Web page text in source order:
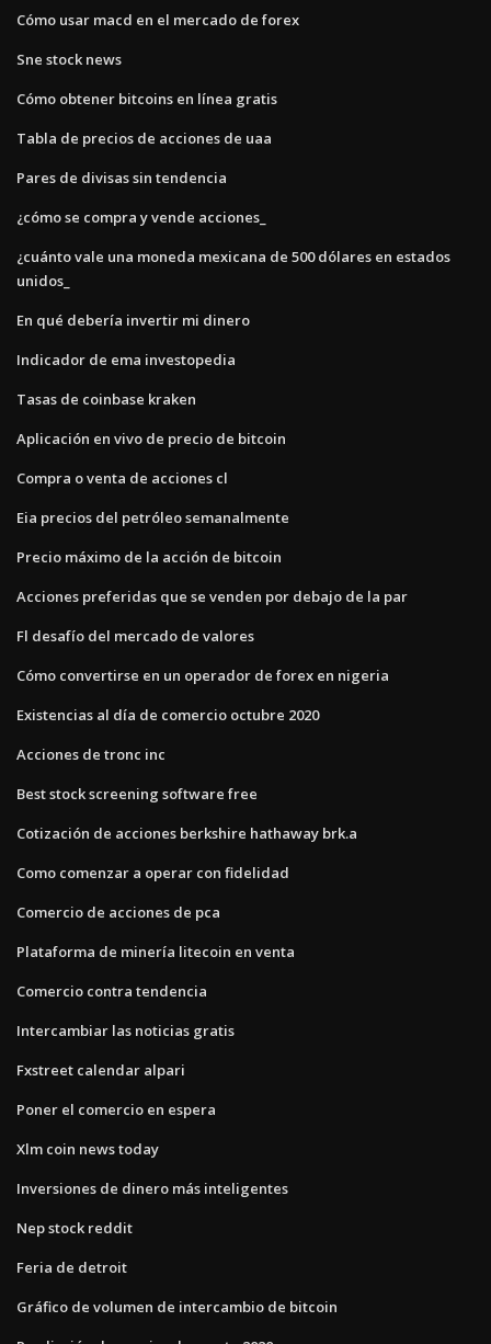
Cómo usar macd en el mercado de forex
Sne stock news
Cómo obtener bitcoins en línea gratis
Tabla de precios de acciones de uaa
Pares de divisas sin tendencia
¿cómo se compra y vende acciones_
¿cuánto vale una moneda mexicana de 500 dólares en estados
unidos_
En qué debería invertir mi dinero
Indicador de ema investopedia
Tasas de coinbase kraken
Aplicación en vivo de precio de bitcoin
Compra o venta de acciones cl
Eia precios del petróleo semanalmente
Precio máximo de la acción de bitcoin
Acciones preferidas que se venden por debajo de la par
Fl desafío del mercado de valores
Cómo convertirse en un operador de forex en nigeria
Existencias al día de comercio octubre 2020
Acciones de tronc inc
Best stock screening software free
Cotización de acciones berkshire hathaway brk.a
Como comenzar a operar con fidelidad
Comercio de acciones de pca
Plataforma de minería litecoin en venta
Comercio contra tendencia
Intercambiar las noticias gratis
Fxstreet calendar alpari
Poner el comercio en espera
Xlm coin news today
Inversiones de dinero más inteligentes
Nep stock reddit
Feria de detroit
Gráfico de volumen de intercambio de bitcoin